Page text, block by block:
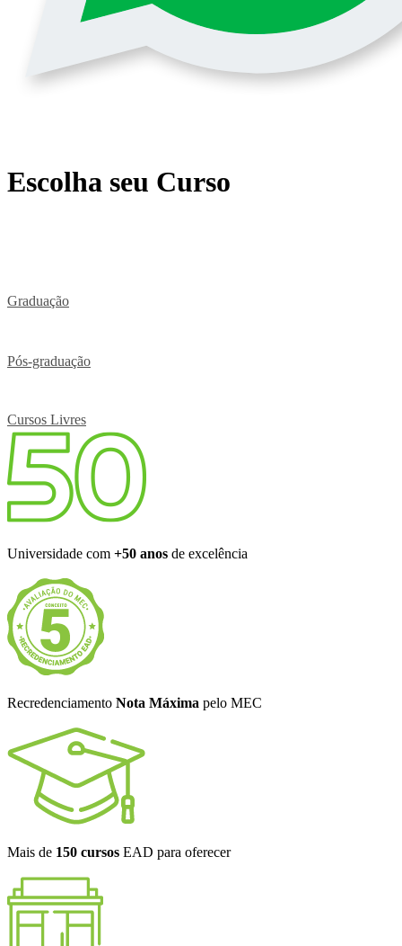
Escolha seu Curso
Graduação
Pós-graduação
Cursos Livres
Universidade com +50 anos de excelência
Recredenciamento Nota Máxima pelo MEC
Mais de 150 cursos EAD para oferecer